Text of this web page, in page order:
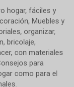
hogar, fáciles y
Muebles y
organizar,
bricolaje,
con materiales
para
como para el